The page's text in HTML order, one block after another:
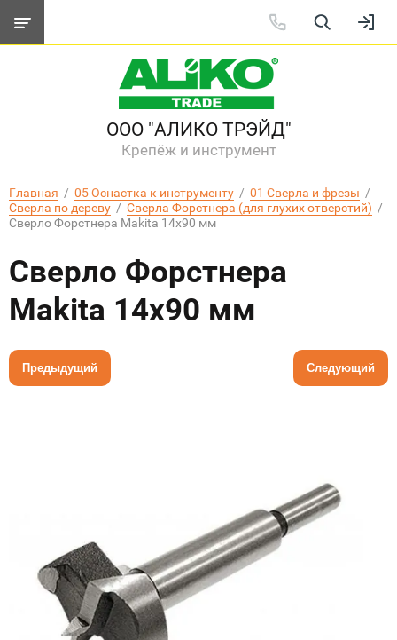
ООО "АЛИКО ТРЭЙД"
Крепёж и инструмент
Главная
  /
05 Оснастка к инструменту
  /
01 Сверла и фрезы
Сверла по дереву
  /
Сверла Форстнера (для глухих отверстий)
  /
Сверло Форстнера Makita 14х90 мм
Сверло Форстнера
Makita 14х90 мм
Предыдущий Следующий